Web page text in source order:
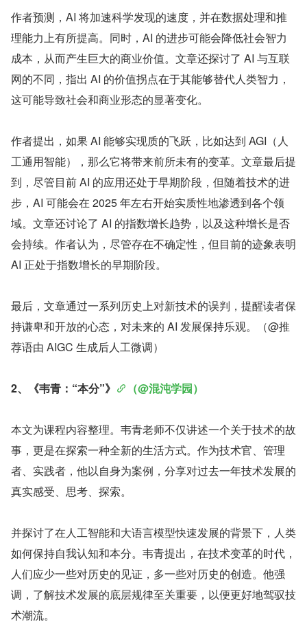
作者预测，AI 将加速科学发现的速度，并在数据处理和推
理能力上有所提高。同时，AI 的进步可能会降低社会智力
成本，从而产生巨大的商业价值。文章还探讨了 AI 与互联
网的不同，指出 AI 的价值拐点在于其能够替代人类智力，
这可能导致社会和商业形态的显著变化。
作者提出，如果 AI 能够实现质的飞跃，比如达到 AGI（人
工通用智能），那么它将带来前所未有的变革。文章最后提
到，尽管目前 AI 的应用还处于早期阶段，但随着技术的进
步，AI 可能会在 2025 年左右开始实质性地渗透到各个领
域。文章还讨论了 AI 的指数增长趋势，以及这种增长是否
会持续。作者认为，尽管存在不确定性，但目前的迹象表明
AI 正处于指数增长的早期阶段。
最后，文章通过一系列历史上对新技术的误判，提醒读者保
持谦卑和开放的心态，对未来的 AI 发展保持乐观。（@推
荐语由 AIGC 生成后人工微调）
2、《韦青：“本分”》 （@混沌学园）
本文为课程内容整理。韦青老师不仅讲述一个关于技术的故
事，更是在探索一种全新的生活方式。作为技术官、管理
者、实践者，他以自身为案例，分享对过去一年技术发展的
真实感受、思考、探索。
并探讨了在人工智能和大语言模型快速发展的背景下，人类
如何保持自我认知和本分。韦青提出，在技术变革的时代，
人们应少一些对历史的见证，多一些对历史的创造。他强
调，了解技术发展的底层规律至关重要，以便更好地驾驭技
术潮流。